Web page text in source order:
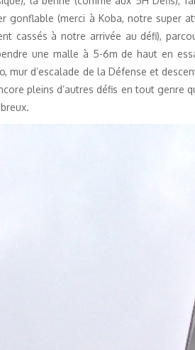
gonflable (merci à Koba, notre super
cassés à notre arrivée au défi),
une malle à 5-6m de haut en
mur d’escalade de la Défense et
pleins d’autres défis en tout genre